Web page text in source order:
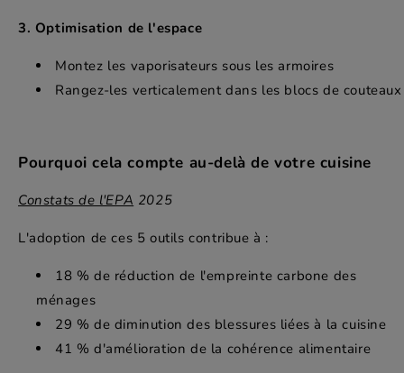
3. Optimisation de l'espace
Montez les vaporisateurs sous les armoires
Rangez-les verticalement dans les blocs de couteaux
Pourquoi cela compte au-delà de votre cuisine
Constats de l'EPA 2025
L'adoption de ces 5 outils contribue à :
18 % de réduction de l'empreinte carbone des
ménages
29 % de diminution des blessures liées à la cuisine
41 % d'amélioration de la cohérence alimentaire